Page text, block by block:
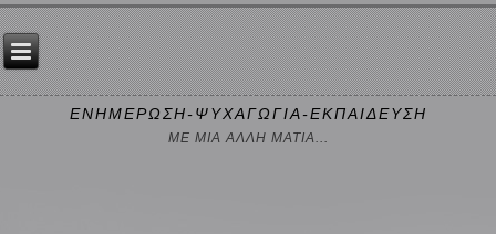
ΕΝΗΜΕΡΩΣΗ-ΨΥΧΑΓΩΓΙΑ-ΕΚΠΑΙΔΕΥΣΗ
ΜΕ ΜΙΑ ΑΛΛΗ ΜΑΤΙΑ...